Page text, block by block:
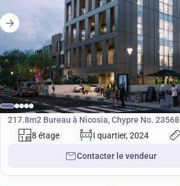
€1 060 000
Bureau
217.8m2 Bureau à Nicosia, Chypre No. 23568
8 étage
I quartier, 2024
Contacter le vendeur